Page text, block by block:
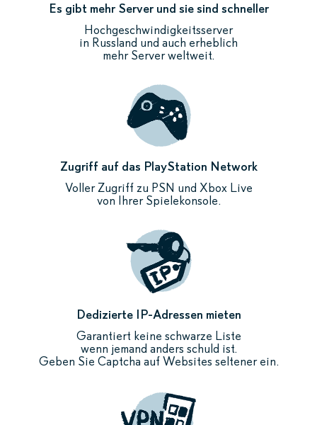
Es gibt mehr Server und sie sind schneller
Hochgeschwindigkeitsserver
in Russland und auch erheblich
mehr Server weltweit.
Zugriff auf das PlayStation Network
Voller Zugriff zu PSN und Xbox Live
von Ihrer Spielekonsole.
Dedizierte IP-Adressen mieten
Garantiert keine schwarze Liste
wenn jemand anders schuld ist.
Geben Sie Captcha auf Websites seltener ein.